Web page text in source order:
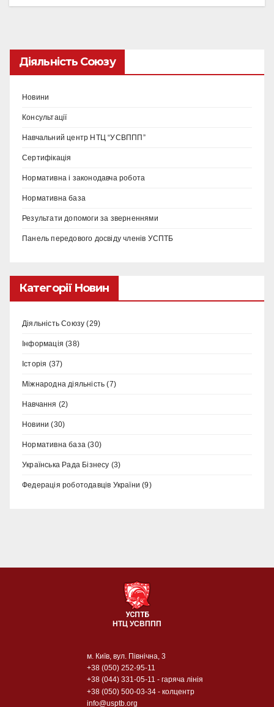
Діяльність Союзу
Новини
Консультації
Навчальний центр НТЦ “УСВППП”
Сертифікація
Нормативна і законодавча робота
Нормативна база
Результати допомоги за зверненнями
Панель передового досвіду членів УСПТБ
Категорії Новин
Діяльність Союзу (29)
Інформація (38)
Історія (37)
Міжнародна діяльність (7)
Навчання (2)
Новини (30)
Нормативна база (30)
Українська Рада Бізнесу (3)
Федерація роботодавців України (9)
УСПТБ
НТЦ УСВППП
м. Київ, вул. Північна, 3
+38 (050) 252-95-11
+38 (044) 331-05-11 - гаряча лінія
+38 (050) 500-03-34- колцентр
info@usptb.org